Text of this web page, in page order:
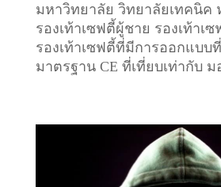
มหาวิทยาลัย วิทยาลัยเทคนิค
รองเท้าเซฟตี้ผู้ชาย รองเท้าเ
รองเท้าเซฟตี้ที่มีการออกแบบ
มาตรฐาน CE ที่เที่ยบเท่ากับ ม